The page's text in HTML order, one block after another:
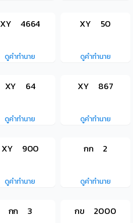
XY 4664
ดูคำทำนาย
XY 50
ดูคำทำนาย
XY 64
ดูคำทำนาย
XY 867
ดูคำทำนาย
XY 900
ดูคำทำนาย
กก 2
ดูคำทำนาย
กก 3 กข 2000